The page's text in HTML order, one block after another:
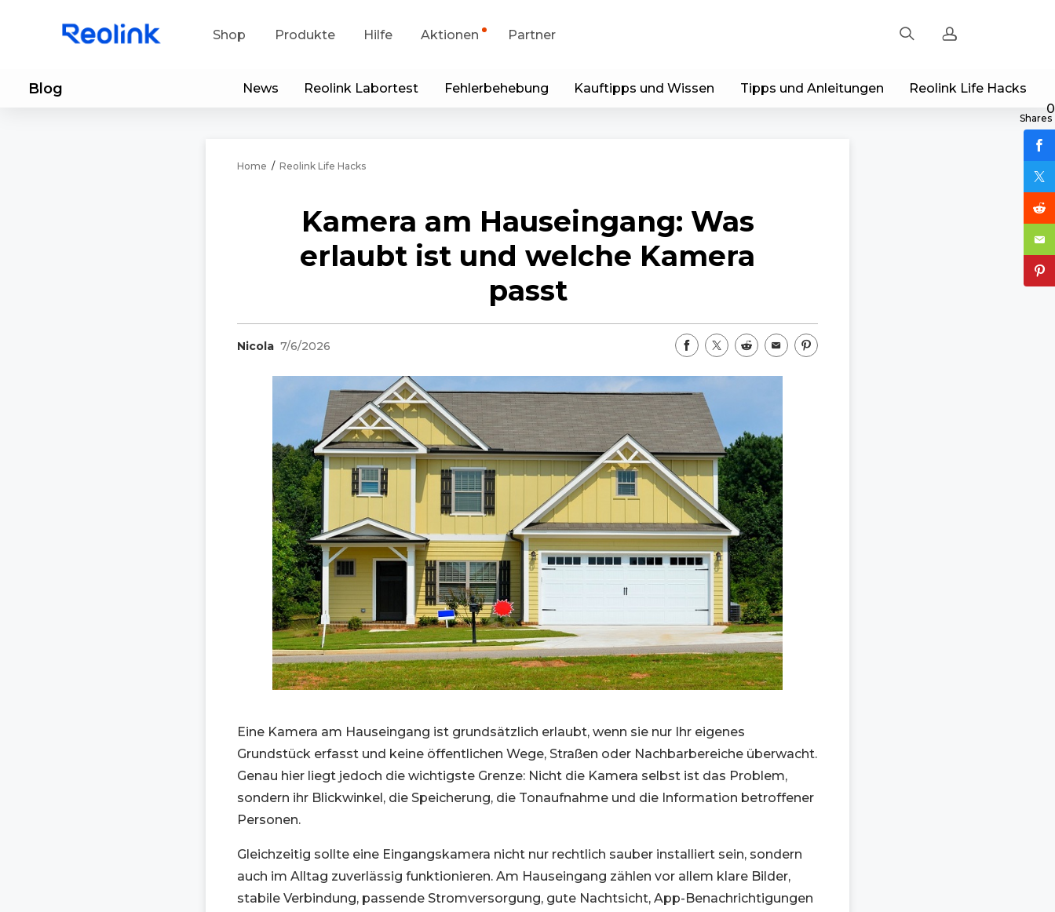
Shop Produkte Hilfe
Supportanfrage
Blog
Kontakt
Aktionen
Sonderangebot
Partner
Registrieren
Blog News Reolink Labortest Fehlerbehebung Kauftipps und Wissen Tipps und Anleitungen Reolink Life Hacks
Home / Reolink Life Hacks
Kamera am Hauseingang: Was
erlaubt ist und welche Kamera
passt
Nicola 7/6/2026
0
Shares
Eine Kamera am Hauseingang ist grundsätzlich erlaubt, wenn sie nur Ihr eigenes
Grundstück erfasst und keine öffentlichen Wege, Straßen oder Nachbarbereiche überwacht.
Genau hier liegt jedoch die wichtigste Grenze: Nicht die Kamera selbst ist das Problem,
sondern ihr Blickwinkel, die Speicherung, die Tonaufnahme und die Information betroffener
Personen.
Gleichzeitig sollte eine Eingangskamera nicht nur rechtlich sauber installiert sein, sondern
auch im Alltag zuverlässig funktionieren. Am Hauseingang zählen vor allem klare Bilder,
stabile Verbindung, passende Stromversorgung, gute Nachtsicht, App-Benachrichtigungen